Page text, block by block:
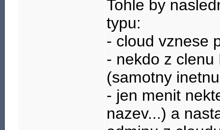
Tohle by
typu:
- cloud vznese
- nekdo z clenu
(samotny
- jen menit
nazev...) a